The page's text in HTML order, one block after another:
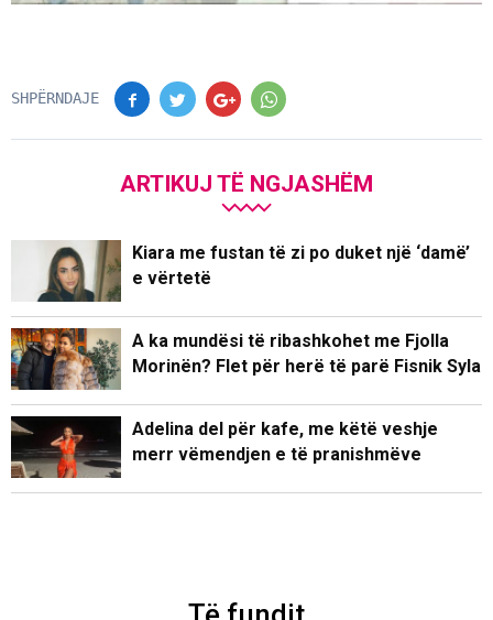
SHPËRNDAJE
ARTIKUJ TË NGJASHËM
Kiara me fustan të zi po duket një ‘damë’
e vërtetë
A ka mundësi të ribashkohet me Fjolla
Morinën? Flet për herë të parë Fisnik Syla
Adelina del për kafe, me këtë veshje
merr vëmendjen e të pranishmëve